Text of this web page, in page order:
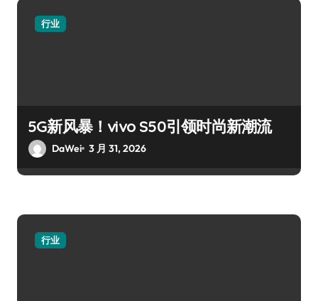
行业
5G新风暴！vivo S50引领时尚新潮流
DaWei 3 月 31, 2026
行业